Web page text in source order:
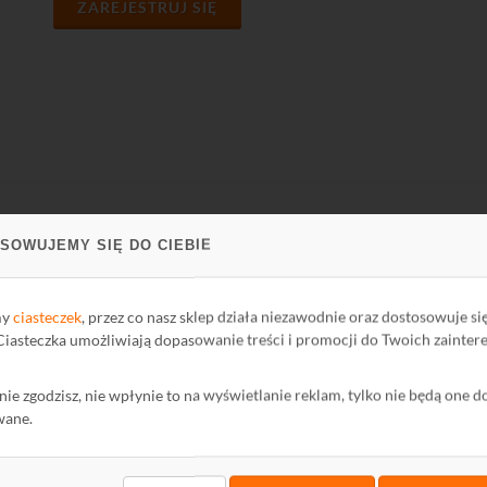
SIĘ DO CIEBIE
ciasteczek , przez co nasz sklep działa niezawodnie oraz dostosowuje
umożliwiają dopasowanie treści i promocji do Twoich
nie zgodzisz, nie wpłynie to na wyświetlanie reklam, tylko nie będą one
ZAREJESTRUJ SIĘ
Informatora
Kontakt
Ochrona środowiska